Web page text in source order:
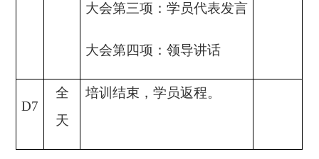
大会第三项：学员代表发言
大会第四项：领导讲话
D7
全
天
培训结束，学员返程。